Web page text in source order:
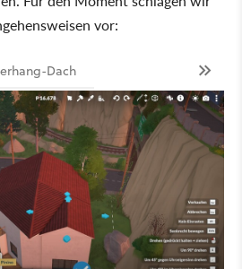
vor:
Dach